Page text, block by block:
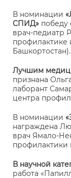
В номинации
СПИД» победу
врач-педиатр
Башкортостан).
Лучшим
признана
лаборант
центра
В номинации
награждена
врач Ямало-
В научной
работа